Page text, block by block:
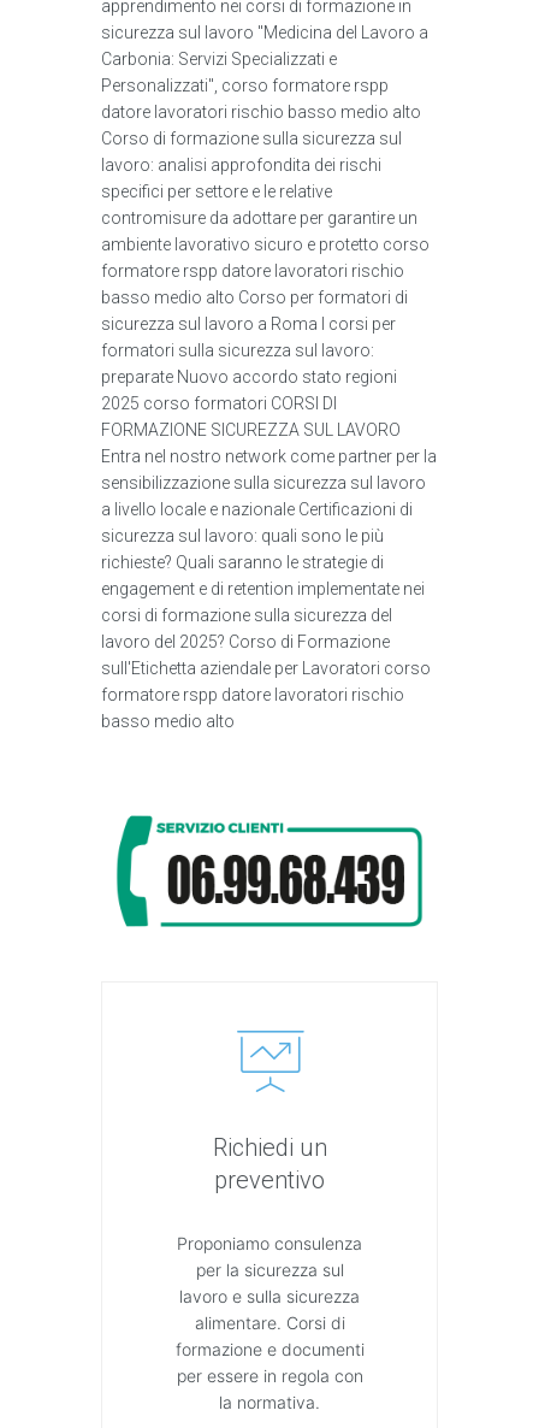
apprendimento nei corsi di formazione in
sicurezza sul lavoro "Medicina del Lavoro a
Carbonia: Servizi Specializzati e
Personalizzati", corso formatore rspp
datore lavoratori rischio basso medio alto
Corso di formazione sulla sicurezza sul
lavoro: analisi approfondita dei rischi
specifici per settore e le relative
contromisure da adottare per garantire un
ambiente lavorativo sicuro e protetto corso
formatore rspp datore lavoratori rischio
basso medio alto Corso per formatori di
sicurezza sul lavoro a Roma I corsi per
formatori sulla sicurezza sul lavoro:
preparate Nuovo accordo stato regioni
2025 corso formatori CORSI DI
FORMAZIONE SICUREZZA SUL LAVORO
Entra nel nostro network come partner per la
sensibilizzazione sulla sicurezza sul lavoro
a livello locale e nazionale Certificazioni di
sicurezza sul lavoro: quali sono le più
richieste? Quali saranno le strategie di
engagement e di retention implementate nei
corsi di formazione sulla sicurezza del
lavoro del 2025? Corso di Formazione
sull'Etichetta aziendale per Lavoratori corso
formatore rspp datore lavoratori rischio
basso medio alto
Richiedi un
preventivo
Proponiamo consulenza
per la sicurezza sul
lavoro e sulla sicurezza
alimentare. Corsi di
formazione e documenti
per essere in regola con
la normativa.